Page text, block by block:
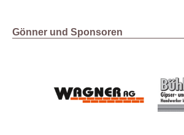
Gönner und Sponsoren